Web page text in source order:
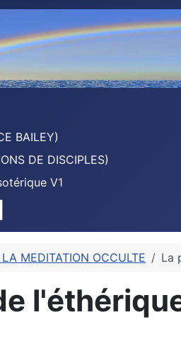
BAILEY)
DE DISCIPLES)
V1
MEDITATION OCCULTE La